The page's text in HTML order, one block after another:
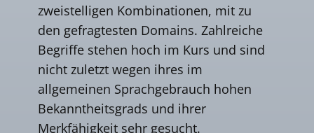
zweistelligen Kombinationen, mit zu
den gefragtesten Domains. Zahlreiche
Begriffe stehen hoch im Kurs und sind
nicht zuletzt wegen ihres im
allgemeinen Sprachgebrauch hohen
Bekanntheitsgrads und ihrer
Merkfähigkeit sehr gesucht.